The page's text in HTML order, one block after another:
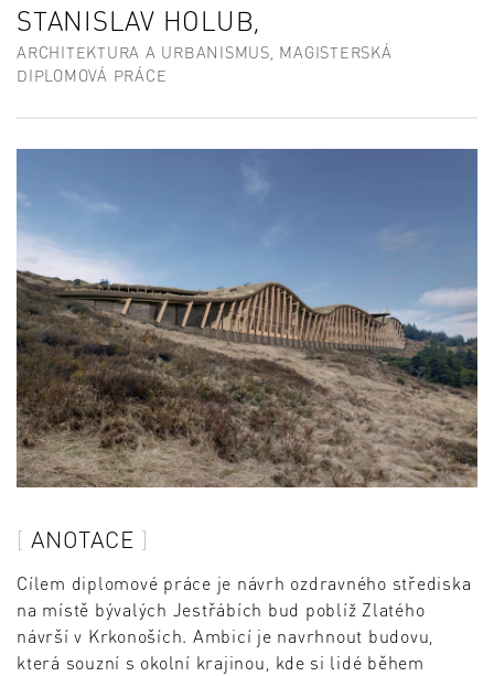
STANISLAV HOLUB,
ARCHITEKTURA A URBANISMUS, MAGISTERSKÁ
DIPLOMOVÁ PRÁCE
ANOTACE
Cílem diplomové práce je návrh ozdravného střediska
na místě bývalých Jestřábích bud poblíž Zlatého
návrší v Krkonoších. Ambicí je navrhnout budovu,
která souzní s okolní krajinou, kde si lidé během